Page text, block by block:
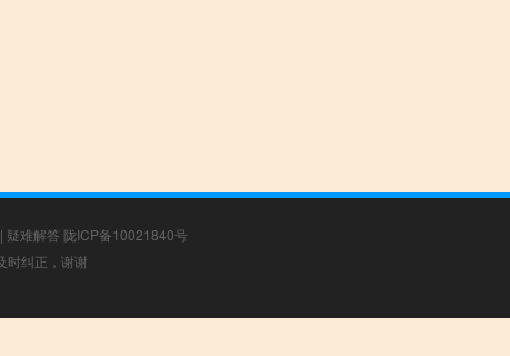
| 疑难解答 陇ICP备10021840号
时纠正，谢谢